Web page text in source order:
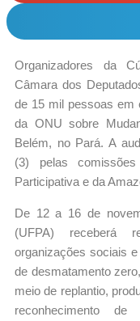
Organizadores da
Câmara dos
de 15 mil pessoas em
da ONU sobre
Belém, no Pará. A
(3) pelas
Participativa e da
De 12 a 16 de
(UFPA) receberá
organizações sociais
de desmatamento
meio de replantio,
reconhecimento